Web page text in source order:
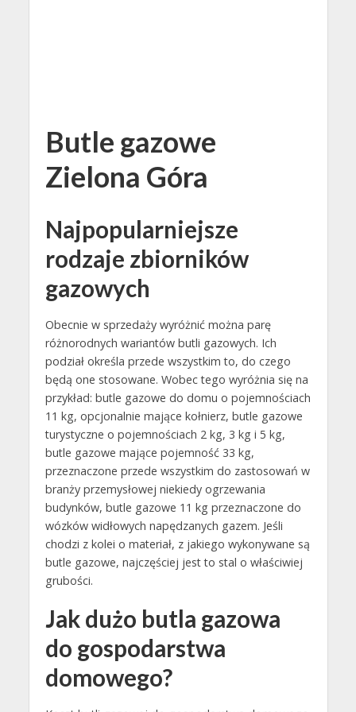
Butle gazowe
Zielona Góra
Najpopularniejsze
rodzaje zbiorników
gazowych
Obecnie w sprzedaży wyróżnić można parę
różnorodnych wariantów butli gazowych. Ich
podział określa przede wszystkim to, do czego
będą one stosowane. Wobec tego wyróżnia się na
przykład: butle gazowe do domu o pojemnościach
11 kg, opcjonalnie mające kołnierz, butle gazowe
turystyczne o pojemnościach 2 kg, 3 kg i 5 kg,
butle gazowe mające pojemność 33 kg,
przeznaczone przede wszystkim do zastosowań w
branży przemysłowej niekiedy ogrzewania
budynków, butle gazowe 11 kg przeznaczone do
wózków widłowych napędzanych gazem. Jeśli
chodzi z kolei o materiał, z jakiego wykonywane są
butle gazowe, najczęściej jest to stal o właściwiej
grubości.
Jak dużo butla gazowa
do gospodarstwa
domowego?